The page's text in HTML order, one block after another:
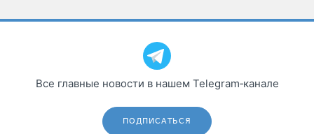
Все главные новости в нашем Telegram‑канале
ПОДПИСАТЬСЯ